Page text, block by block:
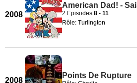
2008
American Dad! -
2 Episodes 8 - 11
Rôle: Turlington
2008
Points De Rupture